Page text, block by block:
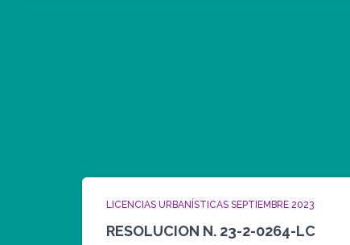
LICENCIAS URBANÍSTICAS SEPTIEMBRE 2023
RESOLUCION N. 23-2-0264-LC